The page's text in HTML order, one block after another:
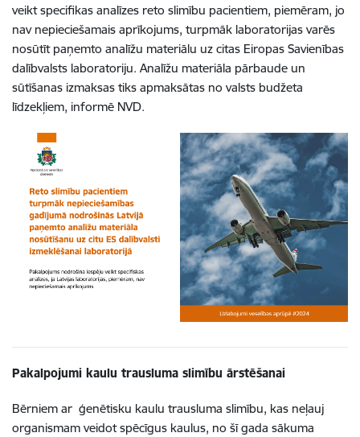
veikt specifikas analīzes reto slimību pacientiem, piemēram, jo
nav nepieciešamais aprīkojums, turpmāk laboratorijas varēs
nosūtīt paņemto analīžu materiālu uz citas Eiropas Savienības
dalībvalsts laboratoriju. Analīžu materiāla pārbaude un
sūtīšanas izmaksas tiks apmaksātas no valsts budžeta
līdzekļiem, informē NVD.
Pakalpojumi kaulu trausluma slimību ārstēšanai
Bērniem ar ģenētisku kaulu trausluma slimību, kas neļauj
organismam veidot spēcīgus kaulus, no šī gada sākuma